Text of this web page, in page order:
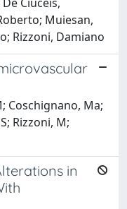
Muiesan,
Rizzoni, Damiano
Coschignano, Ma;
Rizzoni, M;
in